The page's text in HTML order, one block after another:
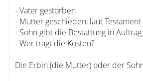
- Vater gestorben
- Mutter geschieden, laut
- Sohn gibt die Bestattung in Auftrag
- Wer trägt die Kosten?
Die Erbin (die Mutter) oder der